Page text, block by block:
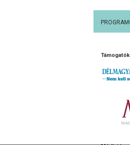
Támogatók